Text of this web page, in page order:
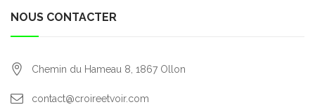
NOUS CONTACTER
Chemin du Hameau 8, 1867 Ollon
contact@croireetvoir.com